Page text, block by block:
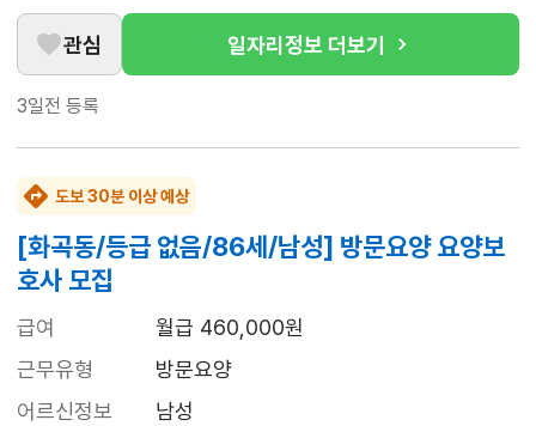
관심 일자리정보 더보기
3일전 등록
도보 30분 이상 예상
[화곡동/등급 없음/86세/남성] 방문요양 요양보
호사 모집
급여
월급 460,000원
근무유형
방문요양
어르신정보
남성